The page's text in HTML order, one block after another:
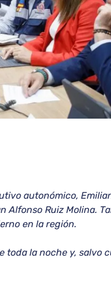
autonómico,
Ruiz Molina.
en la región.
la noche y, salvo